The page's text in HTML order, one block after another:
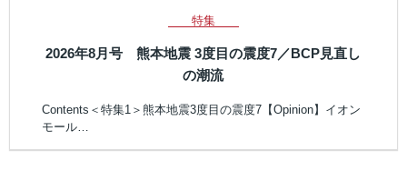
特集
2026年8月号 熊本地震 3度目の震度7／BCP見直し
の潮流
Contents＜特集1＞熊本地震3度目の震度7【Opinion】イオン
モール…